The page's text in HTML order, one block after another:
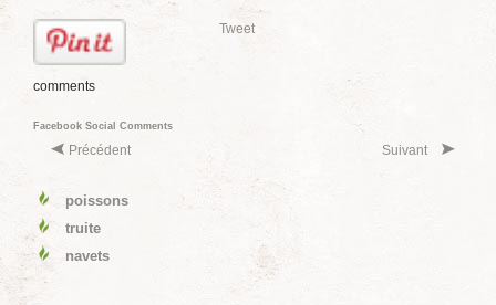
Tweet
comments
Facebook Social Comments
Précédent Suivant
poissons
truite
navets